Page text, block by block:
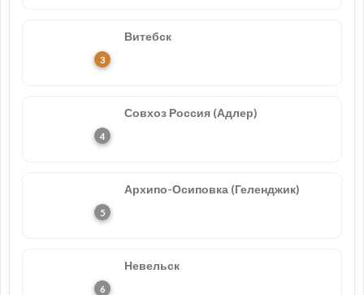
Витебск
Совхоз Россия (Адлер)
Архипо-Осиповка (Геленджик)
Невельск